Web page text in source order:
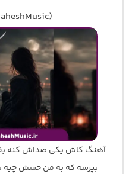
آهنگ کاش یکی صداش کنه
بپرسه که به من حسش چیه